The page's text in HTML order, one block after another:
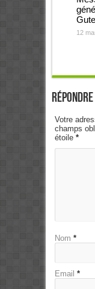
12
Répondre
Votre
champs
étoile *
Nom *
Email *